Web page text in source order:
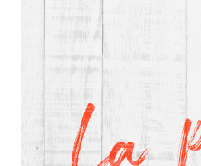
NOS BOUTIQUES
MON COMPTE